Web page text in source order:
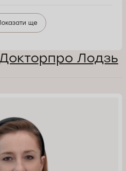
ще
Докторпро Лодзь